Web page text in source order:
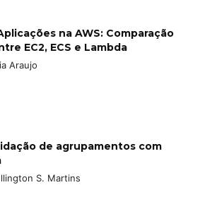
na AWS: Comparação
EC2, ECS e Lambda
Araujo
de agrupamentos com
S. Martins